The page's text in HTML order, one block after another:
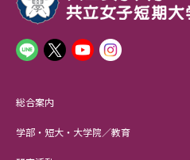
総合案内
学部・短大・大学院／教育